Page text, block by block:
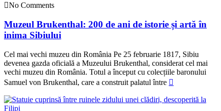
No Comments
Muzeul Brukenthal: 200 de ani de istorie și artă în
inima Sibiului
Cel mai vechi muzeu din România Pe 25 februarie 1817, Sibiu
devenea gazda oficială a Muzeului Brukenthal, considerat cel mai
vechi muzeu din România. Totul a început cu colecțiile baronului
Samuel von Brukenthal, care a construit palatul între